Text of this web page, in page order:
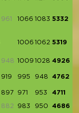
961 1066 1083 5332
1006 1062 5319
948 1009 1028 4926
919 995 948 4762
897 971 953 4711
882 983 950 4686